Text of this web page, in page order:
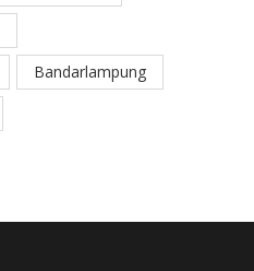
Bandarlampung